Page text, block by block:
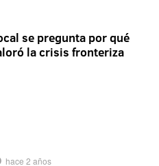
se pregunta por qué
la crisis fronteriza
hace 2 años